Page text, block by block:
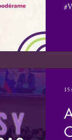
Mundo
15